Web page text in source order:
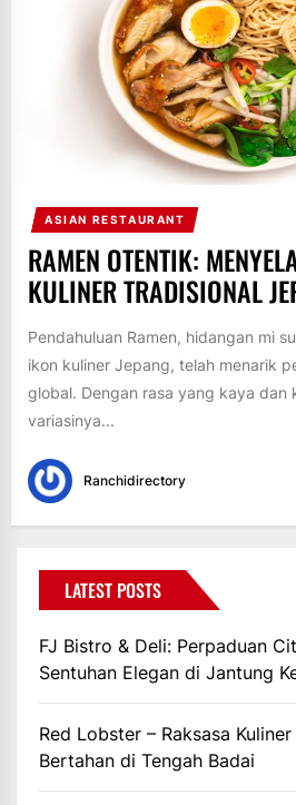
ASIAN RESTAURANT
RAMEN OTENTIK:
KULINER TRADISIONAL
Pendahuluan Ramen, hidangan mi
ikon kuliner Jepang, telah menarik
global. Dengan rasa yang kaya dan
variasinya...
Ranchidirectory
LATEST POSTS
FJ Bistro & Deli: Perpaduan
Sentuhan Elegan di Jantung
Red Lobster – Raksasa
Bertahan di Tengah Badai